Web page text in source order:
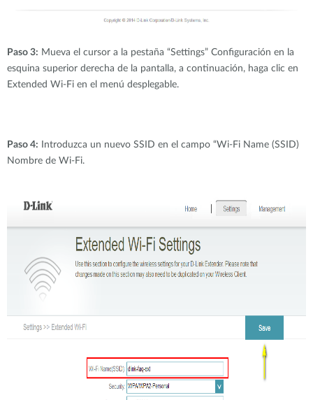
Paso 3: Mueva el cursor a la pestaña “Settings” Configuración en la
esquina superior derecha de la pantalla, a continuación, haga clic en
Extended Wi-Fi en el menú desplegable.
Paso 4: Introduzca un nuevo SSID en el campo “Wi-Fi Name (SSID)
Nombre de Wi-Fi.